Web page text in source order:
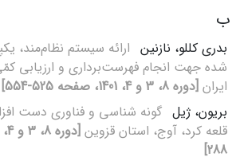
ب
بدری کللو، نازنین ارائه سیستم نظام‌مند،
شده جهت انجام فهرست‌برداری و ارزیابی
ایران [دوره 8، 3 و 4، 1401، صفحه 525-554]
بریون، ژیل گونه شناسی و فناوری دست
قلعه کرد، آوج، استان قزوین
288]